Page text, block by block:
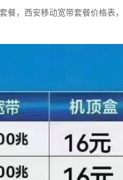
餐，西安移动宽带套餐价格表